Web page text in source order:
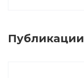
Публикации